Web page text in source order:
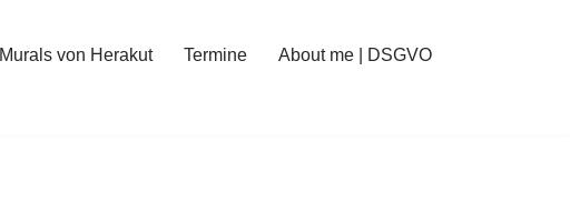
Murals von Herakut Termine About me | DSGVO